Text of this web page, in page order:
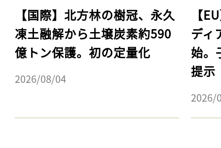
【国際】北方林の樹冠、永久
凍土融解から土壌炭素約590
億トン保護。初の定量化
2026/08/04
【
ディ
始。
提示
2026/